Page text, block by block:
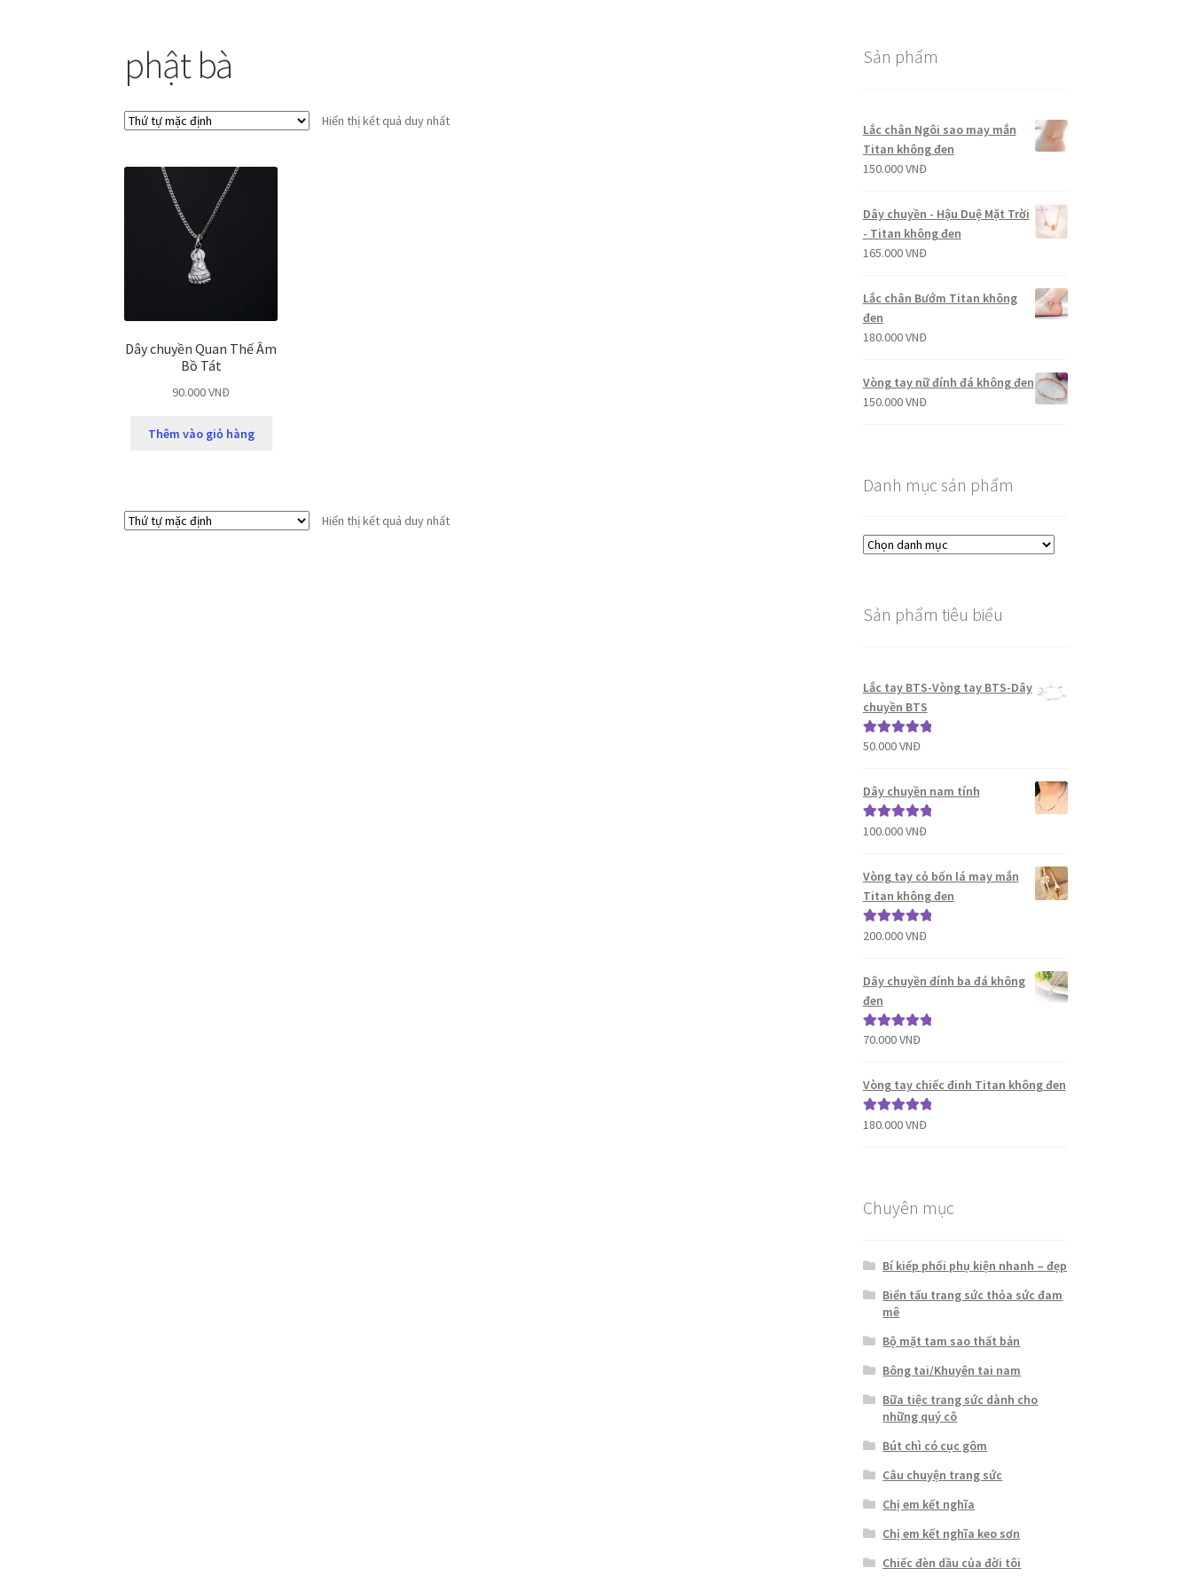
phật bà
Hiển thị kết quả duy nhất
Dây chuyền Quan Thế Âm
Bồ Tát
90.000VNĐ
Thêm vào giỏ hàng
Hiển thị kết quả duy nhất
Sản phẩm
Lắc chân Ngôi sao may mắn
Titan không đen
150.000VNĐ
Dây chuyền - Hậu Duệ Mặt Trời
- Titan không đen
165.000VNĐ
Lắc chân Bướm Titan không
đen
180.000VNĐ
Vòng tay nữ đính đá không đen
150.000VNĐ
Danh mục sản phẩm
Sản phẩm tiêu biểu
Lắc tay BTS-Vòng tay BTS-Dây
chuyền BTS
Được xếp
sao
50.000VNĐ
Dây chuyền nam tính
Được xếp
sao
100.000VNĐ
Vòng tay cỏ bốn lá may mắn
Titan không đen
Được xếp
sao
200.000VNĐ
Dây chuyền đính ba đá không
đen
Được xếp
sao
70.000VNĐ
Vòng tay chiếc đinh Titan không đen
Được xếp
180.000VNĐ
Chuyên mục
Bí kiếp phối phụ kiện nhanh – đẹp
Biến tấu trang sức thỏa sức đam
mê
Bộ mặt tam sao thất bản
Bông tai/Khuyên tai nam
Bữa tiệc trang sức dành cho
những quý cô
Bút chì có cục gôm
Câu chuyện trang sức
Chị em kết nghĩa
Chị em kết nghĩa keo sơn
Chiếc đèn dầu của đời tôi